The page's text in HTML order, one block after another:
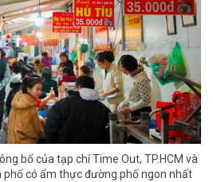
bố của tạp chí Time Out, TP.HCM và
phố có ẩm thực đường phố ngon nhất